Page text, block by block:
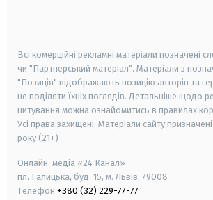
Всі комерційні рекламні матеріали позначені
чи "Партнерський матеріал". Матеріали з
"Позиція" відображають позицію авторів та
не поділяти їхніх поглядів. Детальніше щодо
цитування можна ознайомитись в правилах
Усі права захищені. Матеріали сайту
року (21+)
Онлайн-медіа «24 Канал»
пл. Галицька, буд. 15, м. Львів, 79008
Телефон +380 (32) 229-77-77